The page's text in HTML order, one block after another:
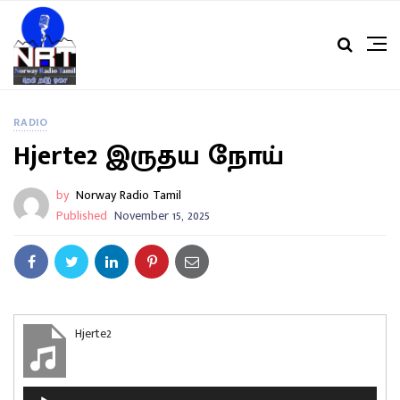
RADIO
Hjerte2 இருதய நோய்
by Norway Radio Tamil
Published November 15, 2025
Hjerte2